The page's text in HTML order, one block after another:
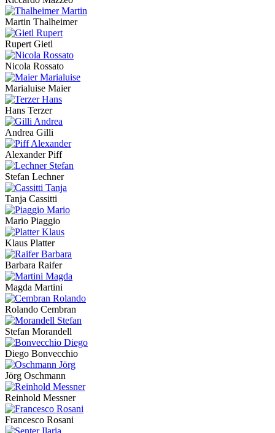
Martin Thalheimer
Rupert Gietl
Nicola Rossato
Marialuise Maier
Hans Terzer
Andrea Gilli
Alexander Piff
Stefan Lechner
Tanja Cassitti
Mario Piaggio
Klaus Platter
Barbara Raifer
Magda Martini
Rolando Cembran
Stefan Morandell
Diego Bonvecchio
Jörg Oschmann
Reinhold Messner
Francesco Rosani